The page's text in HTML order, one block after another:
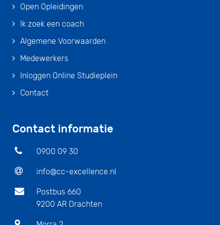
Open Opleidingen
Ik zoek een coach
Algemene Voorwaarden
Medewerkers
Inloggen Online Studieplein
Contact
Contact informatie
0900 09 30
info@cc-excellence.nl
Postbus 660
9200 AR Drachten